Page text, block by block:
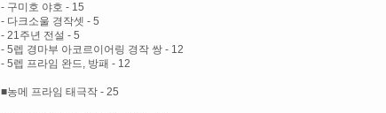
- 구미호 야호 - 15
- 다크소울 경작셋 - 5
- 21주년 전설 - 5
- 5렙 경마부 아코르이어링 경작 쌍 - 12
- 5렙 프라임 완드, 방패 - 12
■농메 프라임 태극작 - 25